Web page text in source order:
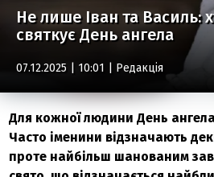
Не лише Іван та Василь:
святкує День ангела
07.12.2025 | 10:01 | Редакція
Для кожної людини День
Часто іменини відзначають
проте найбільш шанованим